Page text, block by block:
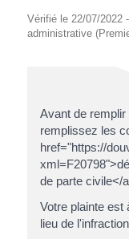
Vérifié le 22/07/2022
administrative
Avant de
remplissez les
href="https://
de parte civile</
Votre plainte est
lieu de